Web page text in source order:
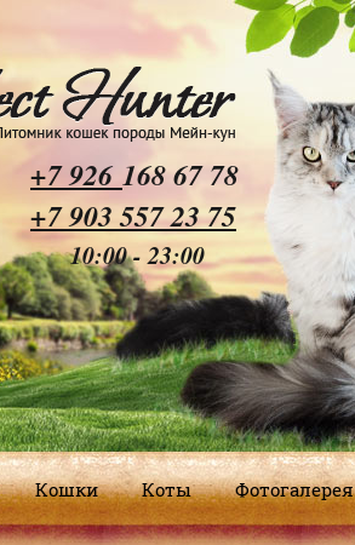
+7 926 168 67 78
+7 903 557 23 75
10:00 - 23:00
Кошки Коты Фотогалерея